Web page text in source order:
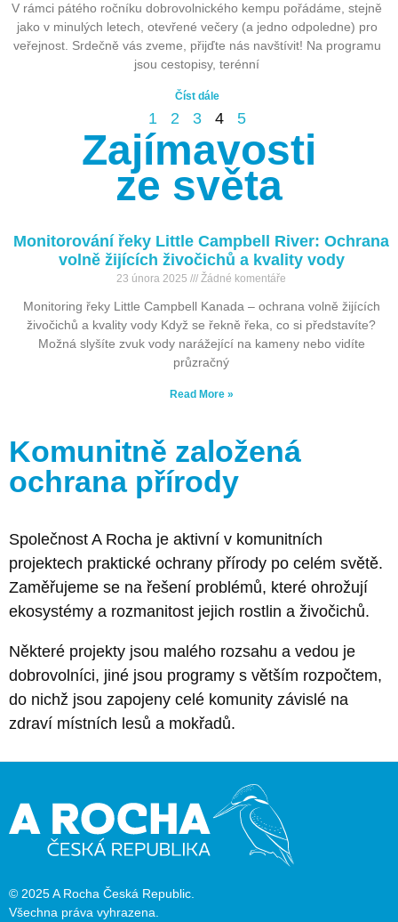
V rámci pátého ročníku dobrovolnického kempu pořádáme, stejně
jako v minulých letech, otevřené večery (a jedno odpoledne) pro
veřejnost. Srdečně vás zveme, přijďte nás navštívit! Na programu
jsou cestopisy, terénní
Číst dále
1 2 3 4 5
Zajímavosti
ze světa
Monitorování řeky Little Campbell River: Ochrana
volně žijících živočichů a kvality vody
23 února 2025 Žádné komentáře
Monitoring řeky Little Campbell Kanada – ochrana volně žijících
živočichů a kvality vody Když se řekně řeka, co si představíte?
Možná slyšíte zvuk vody narážející na kameny nebo vidíte
průzračný
Read More »
Komunitně založená
ochrana přírody
Společnost A Rocha je aktivní v komunitních
projektech praktické ochrany přírody po celém světě.
Zaměřujeme se na řešení problémů, které ohrožují
ekosystémy a rozmanitost jejich rostlin a živočichů.
Některé projekty jsou malého rozsahu a vedou je
dobrovolníci, jiné jsou programy s větším rozpočtem,
do nichž jsou zapojeny celé komunity závislé na
zdraví místních lesů a mokřadů.
© 2025 A Rocha Česká Republic.
Všechna práva vyhrazena.